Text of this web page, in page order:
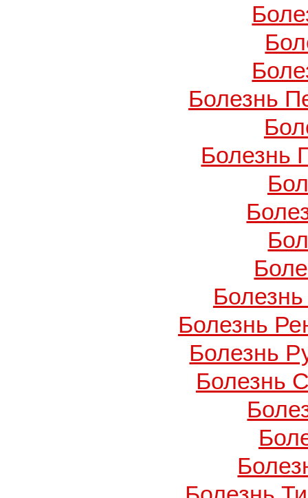
Болезнь
Болезнь
Болезнь
Болезнь
Болезнь